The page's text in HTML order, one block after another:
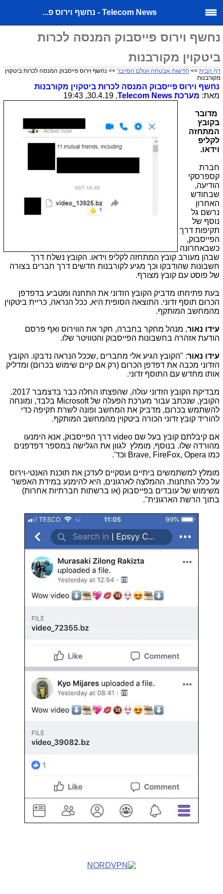
Telecom News - נחשף וירוס פ...
נחשף וירוס פייסבוק המנסה לכרות
ביטקוין מקורבנות
דף הבית >> חדשות אבטחה ועולם הסייבר >> נחשף וירוס פייסבוק המנסה לכרות ביטקוין
מקורבנות
נחשף וירוס פייסבוק המנסה לכרות ביטקוין מקורבנות
מאת: מערכת Telecom News
, 30.4.19, 19:43
מדובר
בקובץ
המתחזה
לקליפ
וידאו.
חברת
קספרסקי
הודיעה,
שבחודש
האחרון
נרשם גל
נוסף של
תקיפות דרך
הפייסבוק,
כשבאחרונה
שבהן מעורב קובץ המתחזה לקליפ וידאו. הקובץ נשלח דרך
חשבונות שהודבקו וכך מגיע לקורבנות חדשים דרך חברים בצורה
של פוסט עם קובץ מצורף.
בעת פתיחתו מדביק הקובץ הזדוני את התחנה ומטביע בדפדפן
הכרום תוסף זדוני. התוצאה הסופית היא, ככל הנראה, כריית ביטקוין
מהמחשב המותקף.
עידו נאור, מנהל מחקר בחברה, חקר את הווירוס ואף פרסם
הודעת אזהרה בחשבונות הפייסבוק והטוויטר שלו.
עידו נאור: "הקובץ הגיע אלי מחברים ,שככל הנראה נדבקו. הקובץ
הזדוני מכבה את דפדפן הכרום (רק אם קיים שימוש בכרום) ומדליק
אותו מחדש עם התוסף זדוני.
מבדיקת הקובץ הזדוני עולה, שהפצתו החלה כבר בדצמבר 2017.
הקובץ, שנכתב עבור מערכת הפעלה שלMicrosoft בלבד, ומונחה
להשתמש בכרום, מדביק את המחשב ופונה לשרת תקיפה כדי
להוריד קובץ זדוני הכורה ביטקוין מהמחשב המותקף.
אם קיבלתם קובץ בעל שם video דרך הפייסבוק, אנא הימנעו
מהורדה שלו. בנוסף, מומלץ לגוון את הגלישה במספר דפדפנים
כמו Brave, FireFox, Opera וכד'.
מומלץ למשתמשים ביתיים ועסקיים לעדכן את תוכנת האנטי-וירוס
על כלל התחנות. ההמלצה לארגונים, היא להימנע במידת האפשר
משימוש של עובדים בפייסבוק (או ברשתות חברתיות אחרות)
בתוך הרשת הארגונית".